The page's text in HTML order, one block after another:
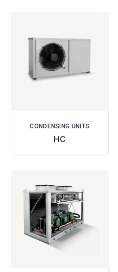
CONDENSING UNITS
HC